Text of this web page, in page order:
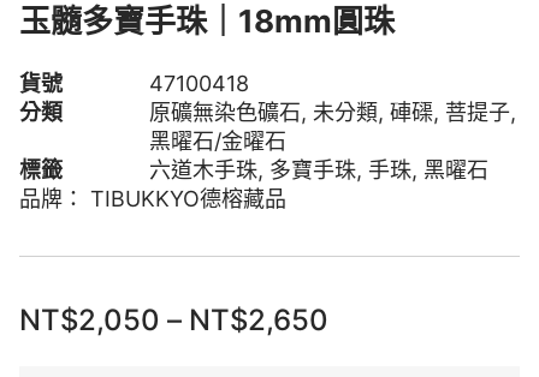
玉髓多寶手珠｜18mm圓珠
貨號
47100418
分類
原礦無染色礦石, 未分類, 硨磲, 菩提子,
黑曜石/金曜石
標籤
六道木手珠, 多寶手珠, 手珠, 黑曜石
品牌： TIBUKKYO德榕藏品
NT$2,050 – NT$2,650